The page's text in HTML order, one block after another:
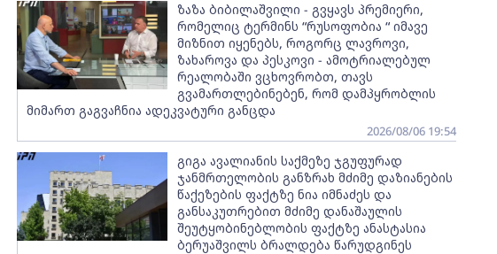
ზაზა ბიბილაშვილი - გვყავს პრემიერი,
რომელიც ტერმინს “რუსოფობია “ იმავე
მიზნით იყენებს, როგორც ლავროვი,
ზახაროვა და პესკოვი - ამოტრიალებულ
რეალობაში ვცხოვრობთ, თავს
გვამართლებინებენ, რომ დამპყრობლის
მიმართ გაგვაჩნია ადეკვატური განცდა
2026/08/06 19:54
გიგა ავალიანის საქმეზე ჯგუფურად
ჯანმრთელობის განზრახ მძიმე დაზიანების
წაქეზების ფაქტზე ნია იმნაძეს და
განსაკუთრებით მძიმე დანაშაულის
შეუტყობინებლობის ფაქტზე ანასტასია
ბერუაშვილს ბრალდება წარუდგინეს